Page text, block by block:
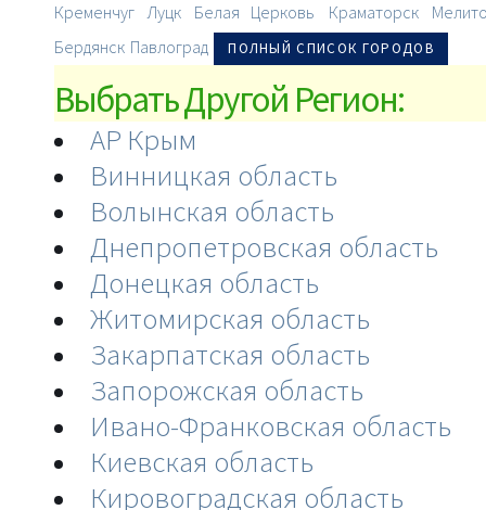
Кременчуг
Луцк Белая Церковь Краматорск
Бердянск Павлоград ПОЛНЫЙ СПИСОК ГОРОДОВ
Выбрать Другой Регион:
АР Крым
Винницкая область
Волынская область
Днепропетровская область
Донецкая область
Житомирская область
Закарпатская область
Запорожская область
Ивано-Франковская область
Киевская область
Кировоградская область